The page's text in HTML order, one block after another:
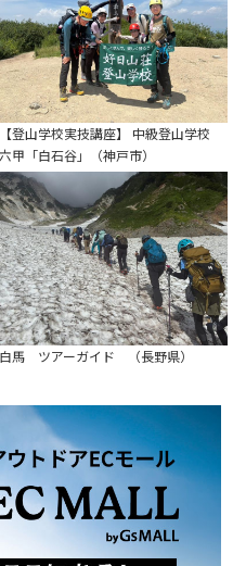
【登山学校実技講座】 中級登山学校
六甲「白石谷」（神戸市）
白馬 ツアーガイド （長野県）